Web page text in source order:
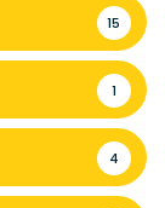
15
1
4